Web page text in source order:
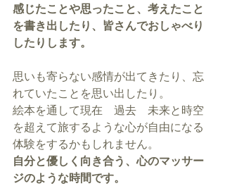
感じたことや思ったこと、考えたこと
を書き出したり、皆さんでおしゃべり
したりします。
思いも寄らない感情が出てきたり、忘
れていたことを思い出したり。
絵本を通して現在　過去　未来と時空
を超えて旅するような心が自由になる
体験をするかもしれません。
自分と優しく向き合う、心のマッサー
ジのような時間です。